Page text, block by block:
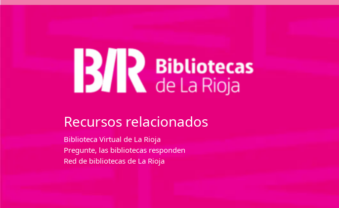
Recursos relacionados
Biblioteca Virtual de La Rioja
Pregunte, las bibliotecas responden
Red de bibliotecas de La Rioja